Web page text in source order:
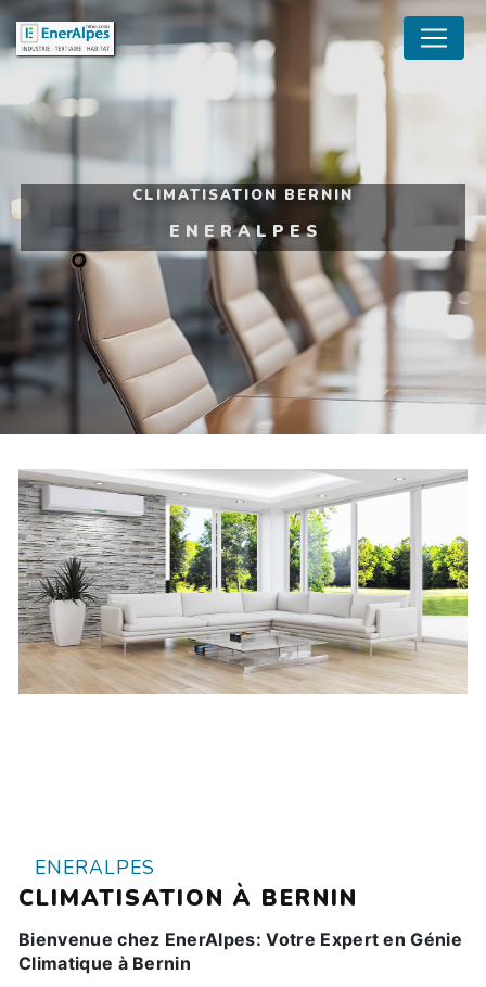
CLIMATISATION BERNIN
ENERALPES
ENERALPES
CLIMATISATION À BERNIN
Bienvenue chez EnerAlpes: Votre Expert en Génie
Climatique à Bernin
Panneau de gestion des cookies